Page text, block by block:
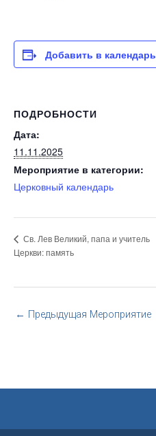
Добавить в календарь
ПОДРОБНОСТИ
Дата:
11.11.2025
Мероприятие в категории:
Церковный календарь
Св. Лев Великий, папа и учитель
Церкви: память
← Предыдущая Мероприятие